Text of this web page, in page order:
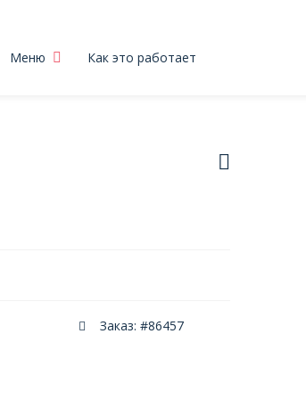
Меню Как это работает
Заказ: #86457